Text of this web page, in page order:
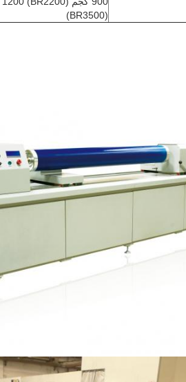
(BR3500)